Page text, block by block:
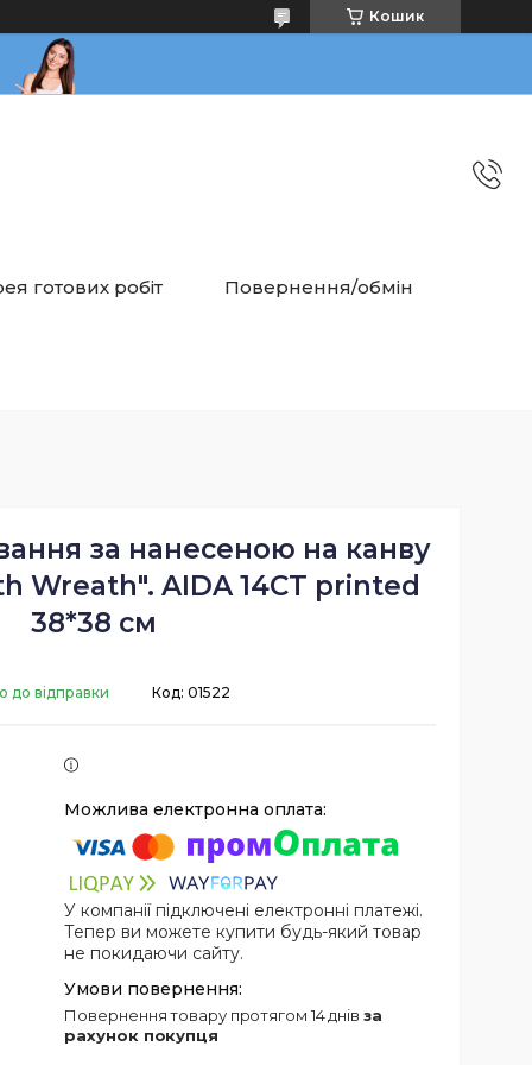
Кошик
готових робіт Повернення/обмін
за нанесеною на канву
Wreath". AIDA 14CT printed
38*38 см
до відправки Код: 01522
У компанії підключені електронні платежі.
Тепер ви можете купити будь-який товар
не покидаючи сайту.
повернення товару протягом 14 днів за
рахунок покупця